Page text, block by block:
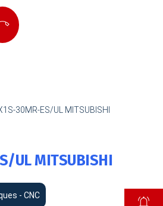
30MR-ES/UL MITSUBISHI
UL MITSUBISHI
- CNC